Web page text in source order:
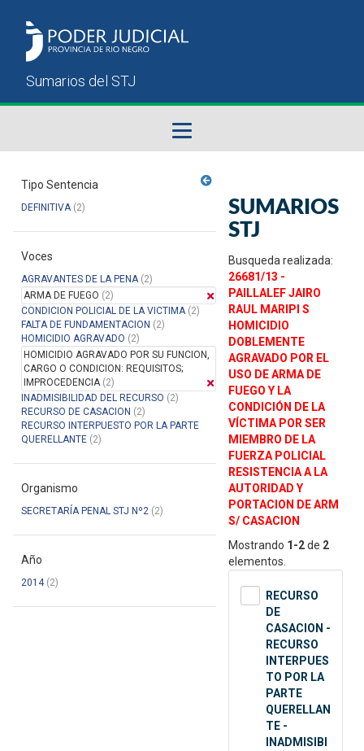
Sumarios del STJ
Manual del Usuario
Tipo Sentencia
DEFINITIVA(2)
Voces
AGRAVANTES DE LA PENA(2)
ARMA DE FUEGO (2)
CONDICION POLICIAL DE LA VICTIMA(2)
FALTA DE FUNDAMENTACION (2)
HOMICIDIO AGRAVADO (2)
HOMICIDIO AGRAVADO POR SU FUNCION,
CARGO O CONDICION: REQUISITOS;
IMPROCEDENCIA(2)
INADMISIBILIDAD DEL RECURSO (2)
RECURSO DE CASACION (2)
RECURSO INTERPUESTO POR LA PARTE
QUERELLANTE (2)
Organismo
SECRETARÍA PENAL STJ Nº2 (2)
Año
2014(2)
SUMARIOS
STJ
Busqueda realizada:
26681/13 -
PAILLALEF JAIRO
RAUL MARIPI S
HOMICIDIO
DOBLEMENTE
AGRAVADO POR EL
USO DE ARMA DE
FUEGO Y LA
CONDICIÓN DE LA
VÍCTIMA POR SER
MIEMBRO DE LA
FUERZA POLICIAL
RESISTENCIA A LA
AUTORIDAD Y
PORTACION DE ARM
S/ CASACION
Mostrando 1-2de 2
elementos.
RECURSO
DE
CASACION -
RECURSO
INTERPUES
TO POR LA
PARTE
QUERELLAN
TE -
INADMISIBI